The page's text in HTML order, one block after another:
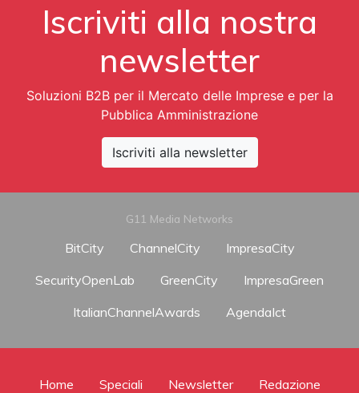
Iscriviti alla nostra
newsletter
Soluzioni B2B per il Mercato delle Imprese e per la
Pubblica Amministrazione
Iscriviti alla newsletter
G11 Media Networks
BitCity ChannelCity
ImpresaCity
SecurityOpenLab
GreenCity
ImpresaGreen
ItalianChannelAwards
AgendaIct
Home Speciali Newsletter Redazione